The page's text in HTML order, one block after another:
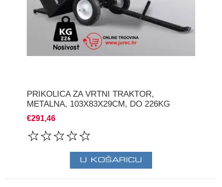
PRIKOLICA ZA VRTNI TRAKTOR,
METALNA, 103X83X29CM, DO 226KG
€291,46